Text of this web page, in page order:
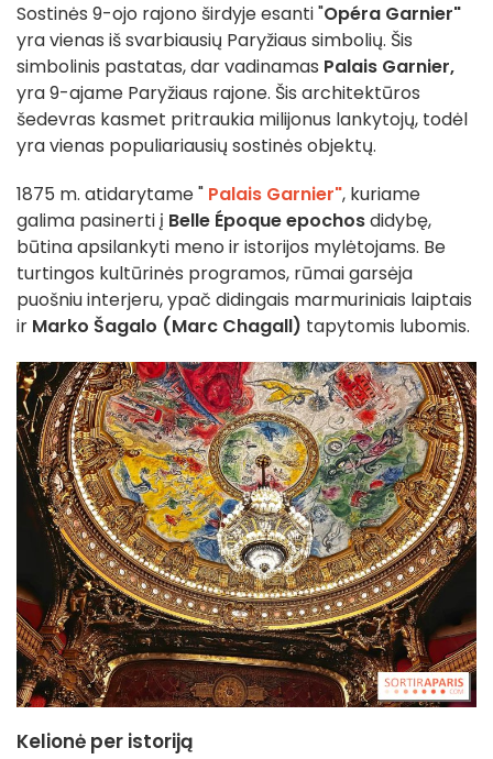
Sostinės 9-ojo rajono širdyje esanti "Opéra Garnier"
yra vienas iš svarbiausių Paryžiaus simbolių. Šis
simbolinis pastatas, dar vadinamas Palais Garnier,
yra 9-ajame Paryžiaus rajone. Šis architektūros
šedevras kasmet pritraukia milijonus lankytojų, todėl
yra vienas populiariausių sostinės objektų.
1875 m. atidarytame " Palais Garnier", kuriame
galima pasinerti į Belle Époque epochosdidybę,
būtina apsilankyti meno ir istorijos mylėtojams. Be
turtingos kultūrinės programos, rūmai garsėja
puošniu interjeru, ypač didingais marmuriniais laiptais
ir Marko Šagalo (Marc Chagall) tapytomis lubomis.
Kelionė per istoriją